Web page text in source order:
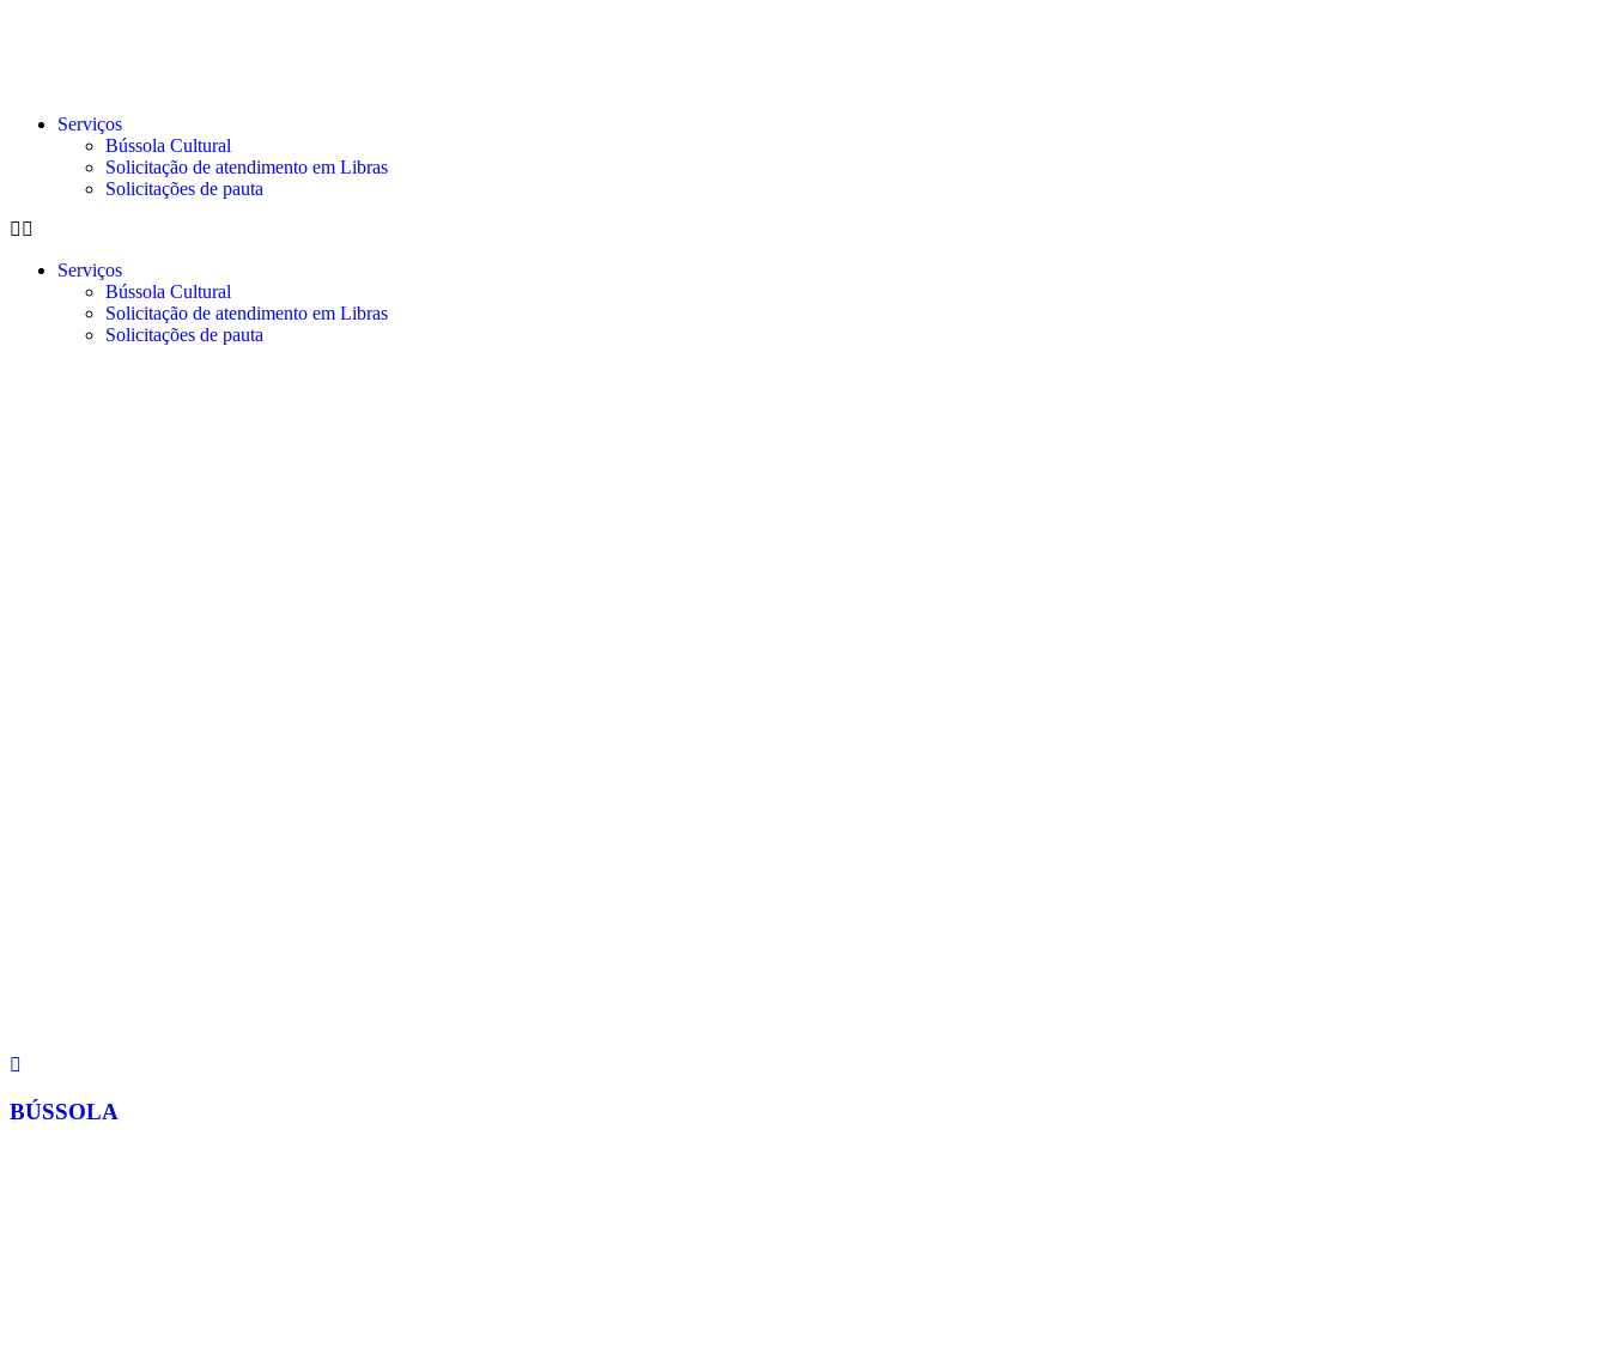
Serviços
Bússola Cultural
Solicitação de atendimento em Libras
Solicitações de pauta
Serviços
Bússola Cultural
Solicitação de atendimento em Libras
Solicitações de pauta
BÚSSOLA